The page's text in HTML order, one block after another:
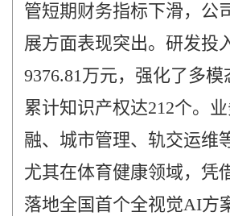
管短期财务指标下滑，公
展方面表现突出。研发投
9376.81万元，强化了多
累计知识产权达212个。
融、城市管理、轨交运维
尤其在体育健康领域，凭
落地全国首个全视觉AI方